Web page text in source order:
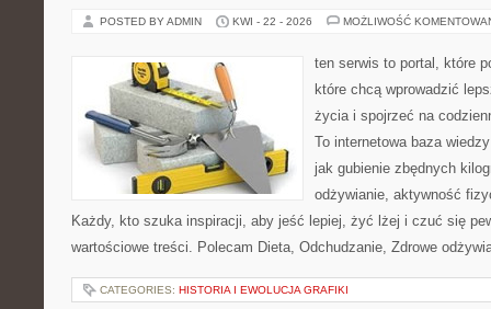
POSTED BY ADMIN KWI - 22 - 2026 MOŻLIWOŚĆ
ten serwis to portal, które
które chcą wprowadzić
życia i spojrzeć na
To internetowa baza
jak gubienie zbędnych
odżywianie, aktywność
Każdy, kto szuka inspiracji, aby jeść lepiej, żyć lżej i czuć się
wartościowe treści. Polecam Dieta, Odchudzanie, Zdrowe
CATEGORIES: HISTORIA I EWOLUCJA GRAFIKI